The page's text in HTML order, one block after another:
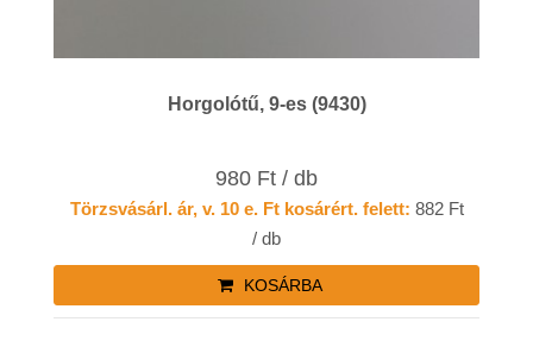
Horgolótű, 9-es (9430)
980 Ft / db
Törzsvásárl. ár, v. 10 e. Ft kosárért. felett: 882 Ft
/ db
KOSÁRBA